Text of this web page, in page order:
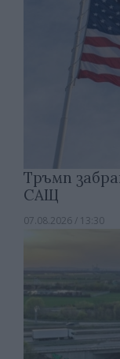
Тръмп
САЩ
07.08.2026 / 13:30